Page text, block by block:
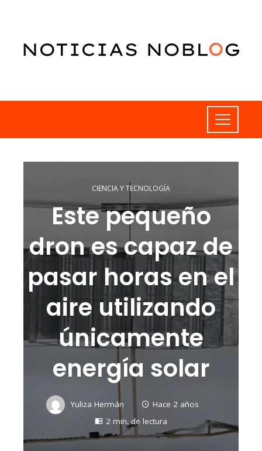
CIENCIA Y TECNOLOGÍA
Este pequeño
dron es capaz de
pasar horas en el
aire utilizando
únicamente
energía solar
Yuliza Hermán
Hace 2 años
2 min. de lectura